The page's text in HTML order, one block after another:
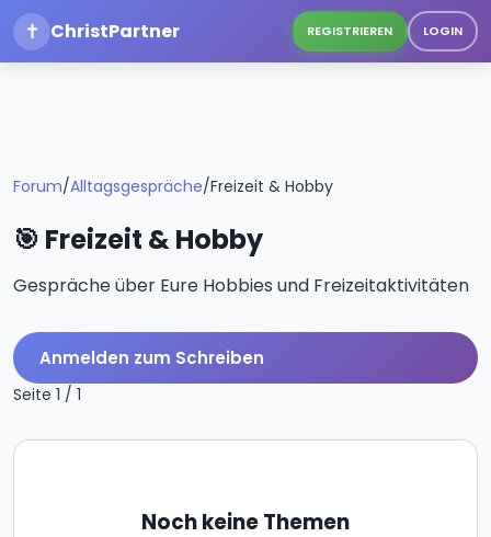
✝ ChristPartner REGISTRIEREN LOGIN
Forum/Alltagsgespräche/Freizeit & Hobby
🎯 Freizeit & Hobby
Gespräche über Eure Hobbies und Freizeitaktivitäten
Anmelden zum Schreiben
Seite 1 / 1
Noch keine Themen